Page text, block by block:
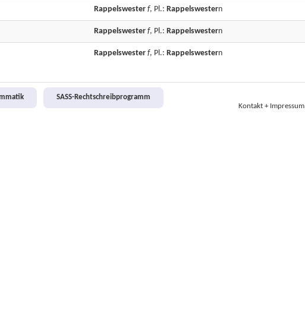
Rappelswester f, Pl.: Rappelswestern
Rappelswester f, Pl.: Rappelswestern
Rappelswester f, Pl.: Rappelswestern
SASS-Rechtschreibprogramm
Kontakt + Impressum